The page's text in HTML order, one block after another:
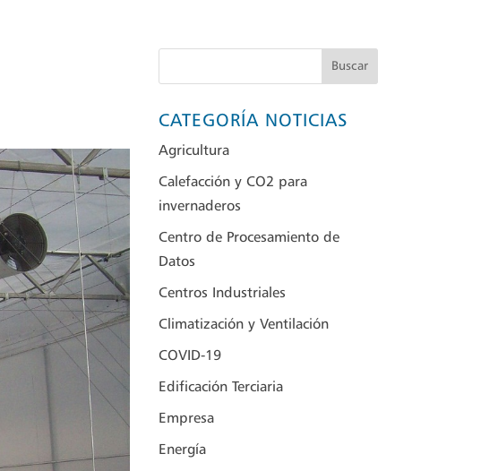
Buscar
CATEGORÍA NOTICIAS
Agricultura
Calefacción y CO2 para
invernaderos
Centro de Procesamiento de
Datos
Centros Industriales
Climatización y Ventilación
COVID-19
Edificación Terciaria
Empresa
Energía